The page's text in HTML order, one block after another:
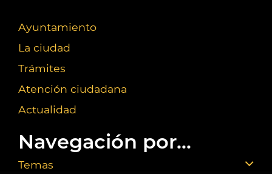
Ayuntamiento
La ciudad
Trámites
Atención ciudadana
Actualidad
Navegación por...
Temas